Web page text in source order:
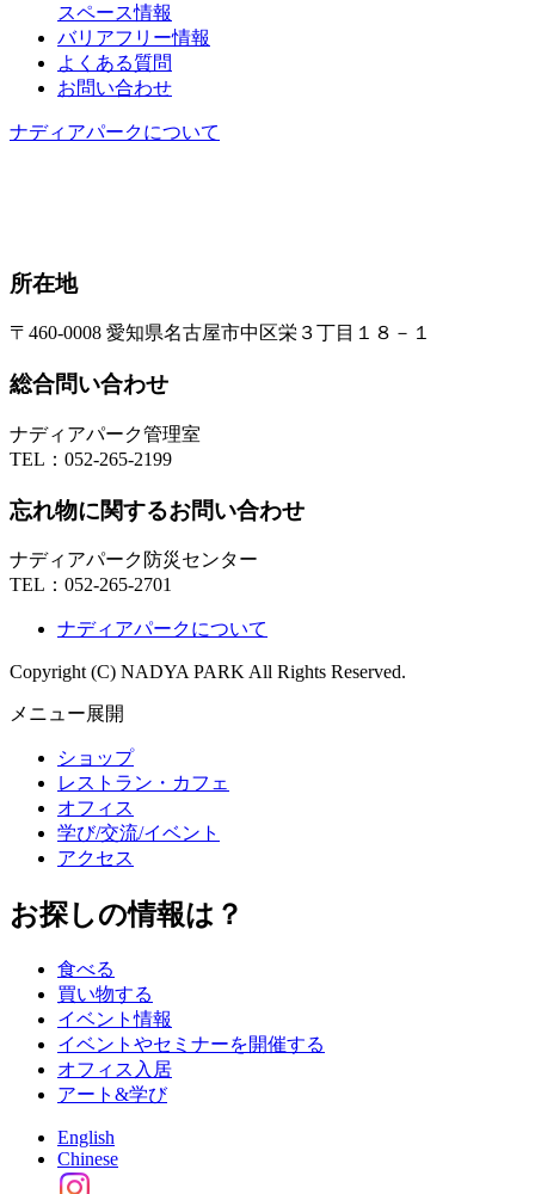
スペース情報
バリアフリー情報
よくある質問
お問い合わせ
ナディアパークについて
所在地
〒460-0008 愛知県名古屋市中区栄３丁目１８－１
総合問い合わせ
ナディアパーク管理室
TEL： 052-265-2199
忘れ物に関するお問い合わせ
ナディアパーク防災センター
TEL： 052-265-2701
ナディアパークについて
Copyright (C) NADYA PARK All Rights Reserved.
メニュー展開
ショップ
レストラン・カフェ
オフィス
学び/交流/イベント
アクセス
お探しの情報は？
食べる
買い物する
イベント情報
イベントやセミナーを開催する
オフィス入居
アート&学び
English
Chinese